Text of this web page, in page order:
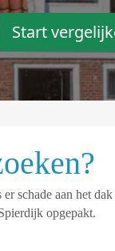
Start
schade aan het
opgepakt.